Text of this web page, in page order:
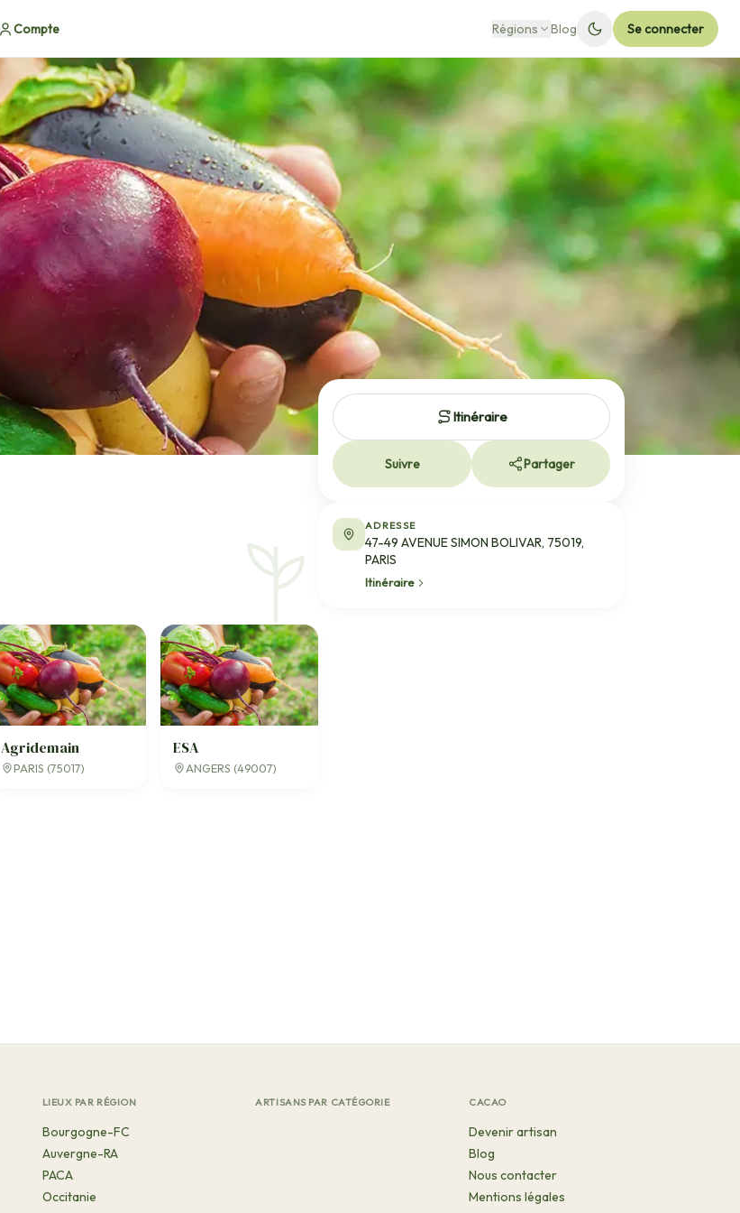
Compte Régions Blog Se connecter
Agridemain
PARIS (75017)
ESA
ANGERS (49007)
Itinéraire
Suivre Partager
ADRESSE
47-49 AVENUE SIMON BOLIVAR, 75019,
PARIS
Itinéraire
LIEUX PAR RÉGION
Bourgogne-FC
Auvergne-RA
PACA
Occitanie
ARTISANS PAR CATÉGORIE CACAO
Devenir artisan
Blog
Nous contacter
Mentions légales